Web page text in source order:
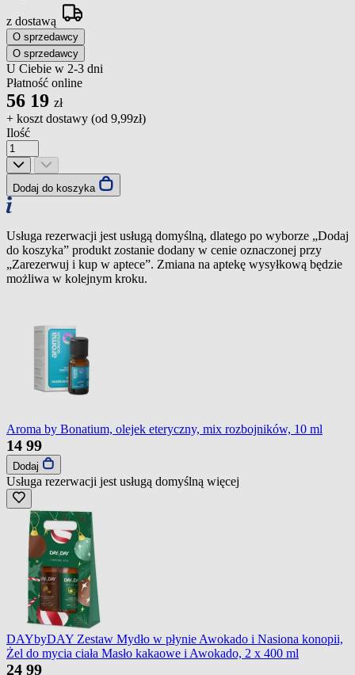
z dostawą
O sprzedawcy
O sprzedawcy
U Ciebie w 2-3 dni
Płatność online
56 19 zł
+ koszt dostawy (od 9,99zł)
Ilość
Dodaj do koszyka
Usługa rezerwacji jest usługą domyślną, dlatego po wyborze „Dodaj
do koszyka” produkt zostanie dodany w cenie oznaczonej przy
„Zarezerwuj i kup w aptece”. Zmiana na aptekę wysyłkową będzie
możliwa w kolejnym kroku.
Aroma by Bonatium, olejek eteryczny, mix rozbojników, 10 ml
14 99
Dodaj
Usługa rezerwacji jest usługą domyślną więcej
DAYbyDAY Zestaw Mydło w płynie Awokado i Nasiona konopii,
Żel do mycia ciała Masło kakaowe i Awokado, 2 x 400 ml
24 99